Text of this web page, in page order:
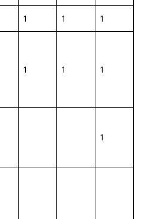
1 1 1
1 1 1
1